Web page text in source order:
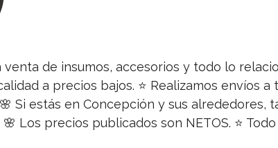
de insumos, accesorios y todo lo
a precios bajos. ⭐ Realizamos envíos a
Si estás en Concepción y sus alrededores,
Los precios publicados son NETOS. ⭐